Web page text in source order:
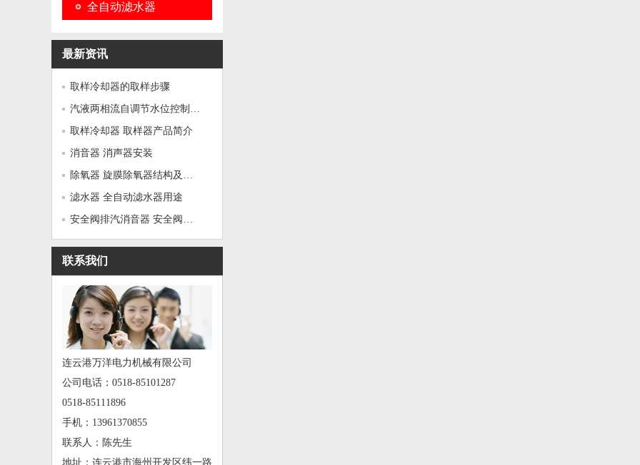
全自动滤水器
最新资讯
取样冷却器的取样步骤
汽液两相流自调节水位控制器 ...
取样冷却器 取样器产品简介
消音器 消声器安装
除氧器 旋膜除氧器结构及原理
滤水器 全自动滤水器用途
安全阀排汽消音器 安全阀排汽...
联系我们
连云港万洋电力机械有限公司
公司电话：0518-85101287
0518-85111896
手机：13961370855
联系人：陈先生
地址：连云港市海州开发区纬一路